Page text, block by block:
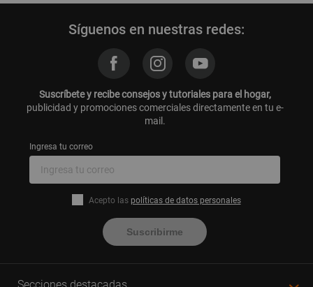
Síguenos en nuestras redes:
Suscríbete y recibe consejos y tutoriales para el hogar,
publicidad y promociones comerciales directamente en tu e-
mail.
Ingresa tu correo
Acepto las políticas de datos personales
Suscribirme